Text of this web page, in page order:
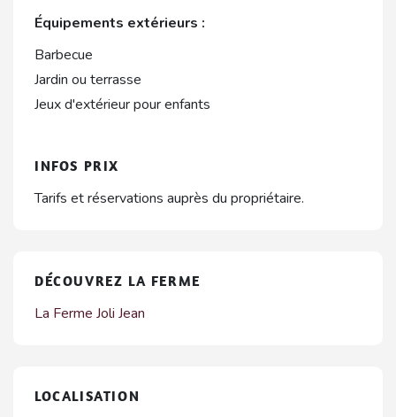
Équipements extérieurs :
Barbecue
Jardin ou terrasse
Jeux d'extérieur pour enfants
INFOS PRIX
Tarifs et réservations auprès du propriétaire.
DÉCOUVREZ LA FERME
La Ferme Joli Jean
LOCALISATION